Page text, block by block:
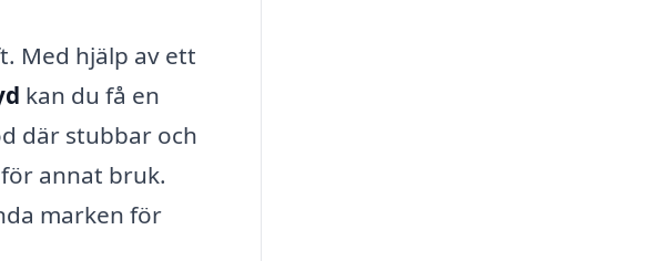
Med hjälp av ett
kan du få en
där stubbar och
annat bruk.
marken för